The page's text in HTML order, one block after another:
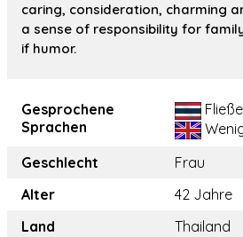
caring, consideration, charming
a sense of responsibility for
if humor.
Gesprochene
Sprachen
Geschlecht
Frau
Alter
42 Jahre
Land
Thailand